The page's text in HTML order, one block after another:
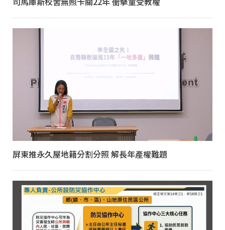
屏東推永久屋地籍分割分照 解長年產權難題